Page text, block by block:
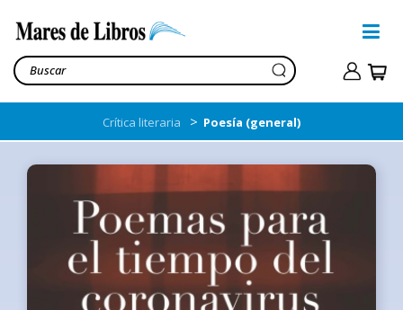
Crítica literaria > Poesía (general)